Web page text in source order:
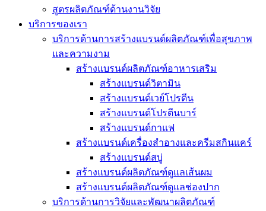
สูตรผลิตภัณฑ์ด้านงานวิจัย
บริการของเรา
บริการด้านการสร้างแบรนด์ผลิตภัณฑ์เพื่อสุขภาพ
และความงาม
สร้างแบรนด์ผลิตภัณฑ์อาหารเสริม
สร้างแบรนด์วิตามิน
สร้างแบรนด์เวย์โปรตีน
สร้างแบรนด์โปรตีนบาร์
สร้างแบรนด์กาแฟ
สร้างแบรนด์เครื่องสำอางและครีมสกินแคร์
สร้างแบรนด์สบู่
สร้างแบรนด์ผลิตภัณฑ์ดูแลเส้นผม
สร้างแบรนด์ผลิตภัณฑ์ดูแลช่องปาก
บริการด้านการวิจัยและพัฒนาผลิตภัณฑ์